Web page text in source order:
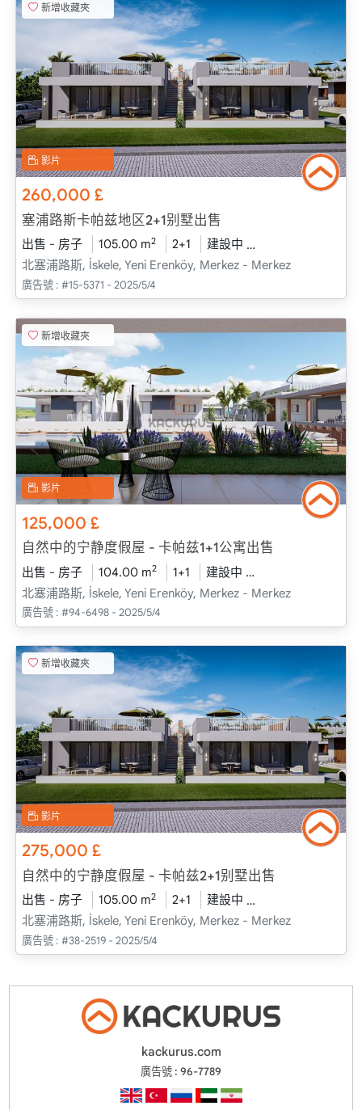
新增收藏夾
影片
260,000£
塞浦路斯卡帕兹地区2+1别墅出售
出售 - 房子 105.00 m2 2+1 建設中
北塞浦路斯, İskele, Yeni Erenköy, Merkez - Merkez
廣告號 : #15-5371 - 2025/5/4
新增收藏夾
影片
125,000£
自然中的宁静度假屋 - 卡帕兹1+1公寓出售
出售 - 房子 104.00 m2 1+1 建設中
北塞浦路斯, İskele, Yeni Erenköy, Merkez - Merkez
廣告號 : #94-6498 - 2025/5/4
新增收藏夾
影片
275,000£
自然中的宁静度假屋 - 卡帕兹2+1别墅出售
出售 - 房子 105.00 m2 2+1 建設中
北塞浦路斯, İskele, Yeni Erenköy, Merkez - Merkez
廣告號 : #38-2519 - 2025/5/4
kackurus.com
廣告號 : 96-7789